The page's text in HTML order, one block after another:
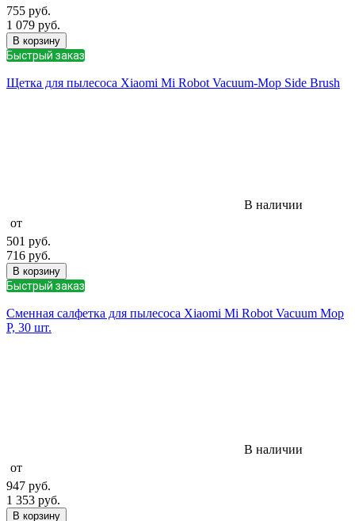
755 руб.
1 079 руб.
В корзину
Быстрый заказ
Щетка для пылесоса Xiaomi Mi Robot Vacuum-Mop Side Brush
В наличии
от
501 руб.
716 руб.
В корзину
Быстрый заказ
Сменная салфетка для пылесоса Xiaomi Mi Robot Vacuum Mop
P, 30 шт.
В наличии
от
947 руб.
1 353 руб.
В корзину